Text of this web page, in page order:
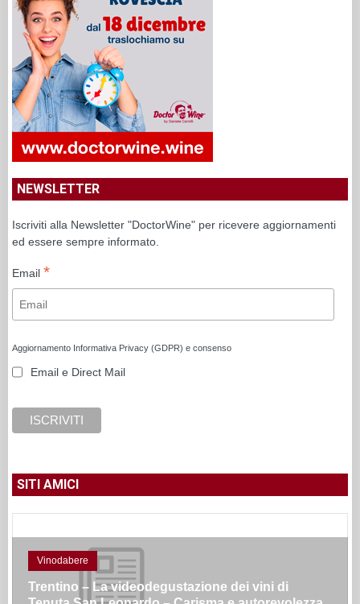
NEWSLETTER
Iscriviti alla Newsletter "DoctorWine" per ricevere aggiornamenti
ed essere sempre informato.
Email *
Aggiornamento Informativa Privacy (GDPR) e consenso
Email e Direct Mail
SITI AMICI
Vinodabere
Trentino – La videodegustazione dei vini di